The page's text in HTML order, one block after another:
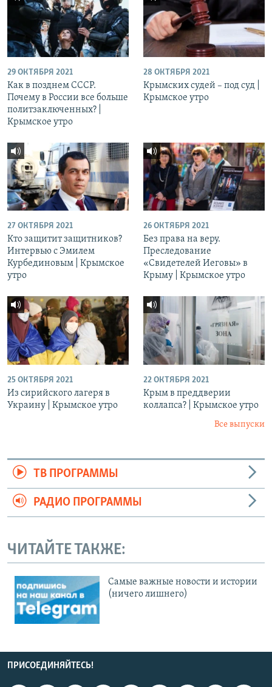
29 ОКТЯБРЯ 2021
Как в позднем СССР.
Почему в России все больше
политзаключенных? |
Крымское утро
28 ОКТЯБРЯ 2021
Крымских судей – под суд |
Крымское утро
27 ОКТЯБРЯ 2021
Кто защитит защитников?
Интервью с Эмилем
Курбединовым | Крымское
утро
26 ОКТЯБРЯ 2021
Без права на веру.
Преследование
«Свидетелей Иеговы» в
Крыму | Крымское утро
25 ОКТЯБРЯ 2021
Из сирийского лагеря в
Украину | Крымское утро
22 ОКТЯБРЯ 2021
Крым в преддверии
коллапса? | Крымское утро
Все выпуски
ТВ ПРОГРАММЫ
РАДИО ПРОГРАММЫ
ЧИТАЙТЕ ТАКЖЕ:
Cамые важные новости и истории
(ничего лишнего)
ПРИСОЕДИНЯЙТЕСЬ!